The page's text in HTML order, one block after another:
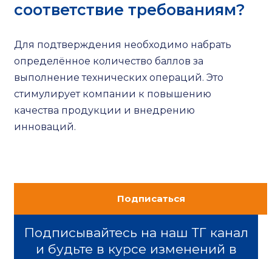
соответствие требованиям?
Для подтверждения необходимо набрать
определённое количество баллов за
выполнение технических операций. Это
стимулирует компании к повышению
качества продукции и внедрению
инноваций.
Подписаться
Подписывайтесь на наш ТГ канал
и будьте в курсе изменений в